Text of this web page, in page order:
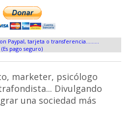
Paypal, tarjeta o transferencia.........
(Es pago seguro)
marketer, psicólogo
Divulgando
una sociedad más